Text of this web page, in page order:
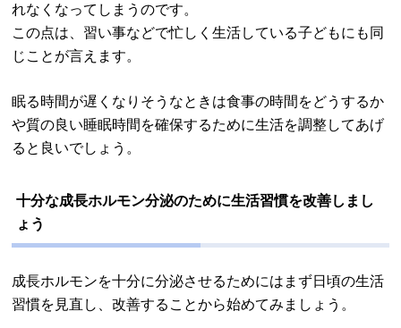
れなくなってしまうのです。
この点は、習い事などで忙しく生活している子どもにも同
じことが言えます。
眠る時間が遅くなりそうなときは食事の時間をどうするか
や質の良い睡眠時間を確保するために生活を調整してあげ
ると良いでしょう。
十分な成長ホルモン分泌のために生活習慣を改善しまし
ょう
成長ホルモンを十分に分泌させるためにはまず日頃の生活
習慣を見直し、改善することから始めてみましょう。